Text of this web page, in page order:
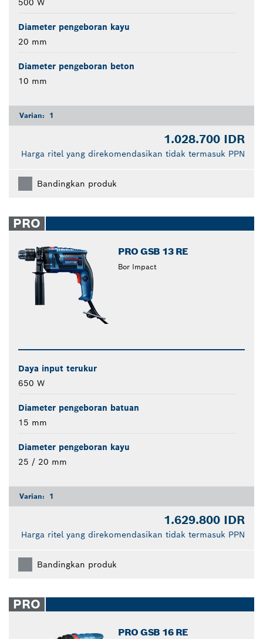
500 W
Diameter pengeboran kayu
20 mm
Diameter pengeboran beton
10 mm
Varian: 1
1.028.700 IDR
Harga ritel yang direkomendasikan tidak termasuk PPN
Bandingkan produk
PRO
PRO GSB 13 RE
Bor Impact
Daya input terukur
650 W
Diameter pengeboran batuan
15 mm
Diameter pengeboran kayu
25 / 20 mm
Varian: 1
1.629.800 IDR
Harga ritel yang direkomendasikan tidak termasuk PPN
Bandingkan produk
PRO
PRO GSB 16 RE